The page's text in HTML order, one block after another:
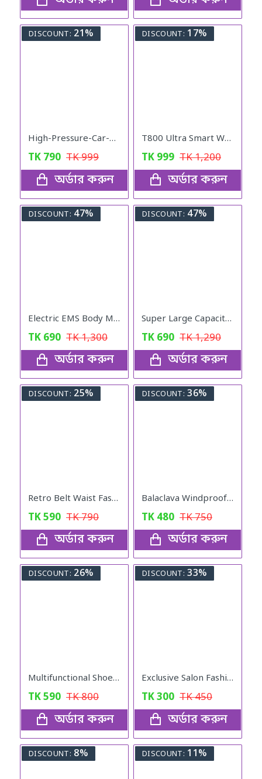
DISCOUNT: 21%
High-Pressure-Car-Washig-Spray- Gan
TK 790 TK999
অর্ডার করুন
DISCOUNT: 17%
T800 Ultra Smart Wathch (black)
TK 999 TK1,200
অর্ডার করুন
DISCOUNT: 47%
Electric EMS Body Massager Mat/Pad - Neck & Back Therapy
TK 690 TK1,300
অর্ডার করুন
DISCOUNT: 47%
Super Large Capacity Folding Travel Bag (Black Color)
TK 690 TK1,290
অর্ডার করুন
DISCOUNT: 25%
Retro Belt Waist Fashionable Bag (Brown)
TK590 TK790
অর্ডার করুন
DISCOUNT: 36%
Balaclava Windproof Full Face Mask (Black)
TK 480 TK750
অর্ডার করুন
DISCOUNT: 26%
Multifunctional Shoe Cleaning Cream
TK590 TK800
অর্ডার করুন
DISCOUNT: 33%
Exclusive Salon Fashion Professional Round Hair Brush
TK300 TK450
অর্ডার করুন
DISCOUNT: 8% DISCOUNT: 11%